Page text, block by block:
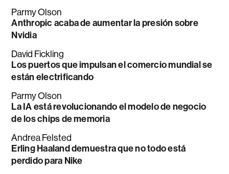
Parmy Olson
Anthropic acaba de aumentar la presión sobre
Nvidia
David Fickling
Los puertos que impulsan el comercio mundial se
están electrificando
Parmy Olson
La IA está revolucionando el modelo de negocio
de los chips de memoria
Andrea Felsted
Erling Haaland demuestra que no todo está
perdido para Nike